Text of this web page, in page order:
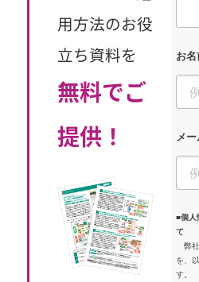
用方法のお役
立ち資料を
無料でご
提供！
お
メ
■個人
て
弊
を、
す。